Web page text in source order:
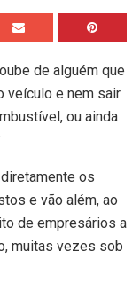
de alguém que
veículo e nem sair
ou ainda
os
e vão além, ao
de empresários a
muitas vezes sob